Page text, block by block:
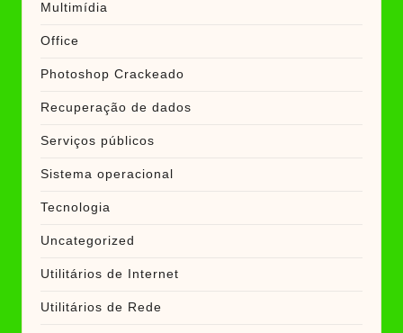
Multimídia
Office
Photoshop Crackeado
Recuperação de dados
Serviços públicos
Sistema operacional
Tecnologia
Uncategorized
Utilitários de Internet
Utilitários de Rede